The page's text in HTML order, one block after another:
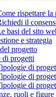
rispettare
il
basi del sito
e strategia
progetto
di progetti
di
di
di
ruoli e